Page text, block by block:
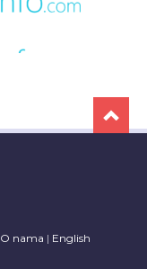
O nama English